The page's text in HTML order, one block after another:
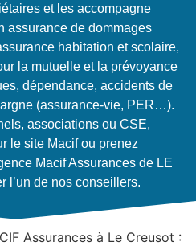
et les accompagne
assurance de dommages
habitation et scolaire,
la mutuelle et la prévoyance
dépendance, accidents de
(assurance-vie, PER…).
associations ou CSE,
le site Macif ou prenez
Macif Assurances de LE
l’un de nos conseillers.
Assurances à Le Creusot :